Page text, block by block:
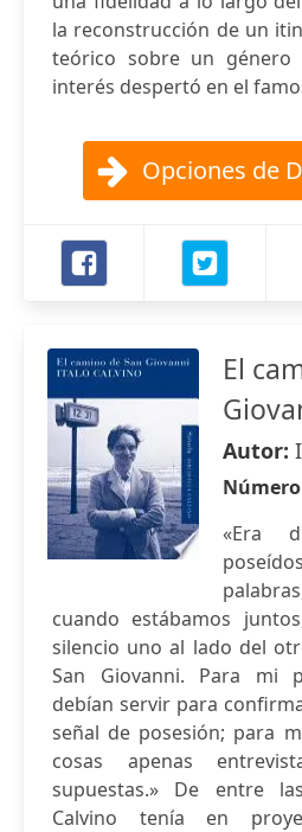
la reconstrucción de un
teórico sobre un
interés despertó en el
Opciones de
El
Autor:
«Era
cuando estábamos
silencio uno al lado del
San Giovanni. Para mi
debían servir para
señal de posesión; para
cosas apenas
supuestas.» De entre
Calvino tenía en